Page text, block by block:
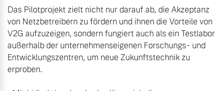
Das Pilotprojekt zielt nicht nur darauf ab, die Akzeptanz
von Netzbetreibern zu fördern und ihnen die Vorteile von
V2G aufzuzeigen, sondern fungiert auch als ein Testlabor
außerhalb der unternehmenseigenen Forschungs- und
Entwicklungszentren, um neue Zukunftstechnik zu
erproben.